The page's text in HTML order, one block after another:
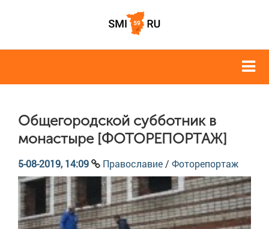
Общегородской субботник в
монастыре [ФОТОРЕПОРТАЖ]
5-08-2019, 14:09 Православие / Фоторепортаж